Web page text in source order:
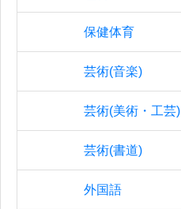
保健体育
芸術(音楽)
芸術(美術・工芸)
芸術(書道)
外国語